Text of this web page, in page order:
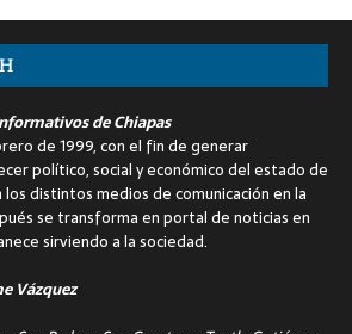
de Chiapas
de 1999, con el fin de generar
político, social y económico del estado de
los distintos medios de comunicación en la
se transforma en portal de noticias en
sirviendo a la sociedad.
Vázquez